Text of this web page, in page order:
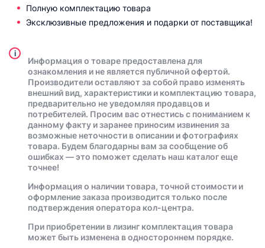
Полную комплектацию товара
Эксклюзивные предложения и подарки от поставщика!
i
Информация о товаре предоставлена для
ознакомления и не является публичной офертой.
Производители оставляют за собой право изменять
внешний вид, характеристики и комплектацию товара,
предварительно не уведомляя продавцов и
потребителей. Просим вас отнестись с пониманием к
данному факту и заранее приносим извинения за
возможные неточности в описании и фотографиях
товара. Будем благодарны вам за сообщение об
ошибках — это поможет сделать наш каталог еще
точнее!
Информация о наличии товара, точной стоимости и
оформление заказа производится только после
подтверждения оператора кол-центра.
При приобретении в лизинг комплектация товара
может быть изменена в одностороннем порядке.